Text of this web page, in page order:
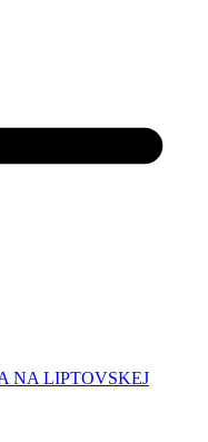
NA LIPTOVSKEJ